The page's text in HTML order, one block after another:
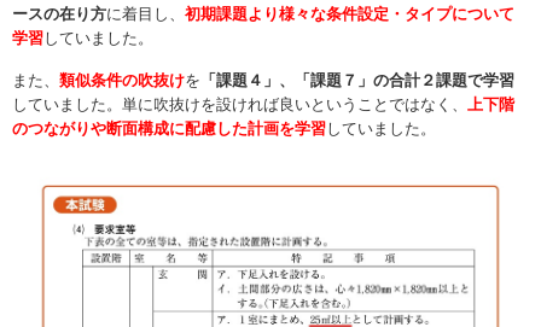
ースの在り方に着目し、 初期課題より様々な条件設定・タイプについて
学習していました。
また、 類似条件の吹抜けを 「課題４」、「課題７」の合計２課題で学習
していました。単に吹抜けを設ければ良いということではなく、
上下階
のつながりや断面構成に配慮した計画を学習していました。